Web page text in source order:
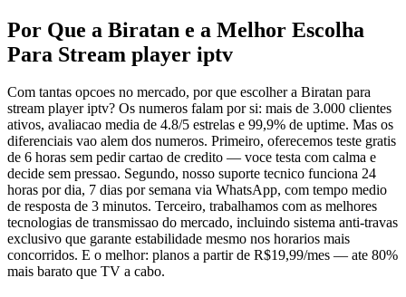
Por Que a Biratan e a Melhor Escolha
Para Stream player iptv
Com tantas opcoes no mercado, por que escolher a Biratan para
stream player iptv? Os numeros falam por si: mais de 3.000 clientes
ativos, avaliacao media de 4.8/5 estrelas e 99,9% de uptime. Mas os
diferenciais vao alem dos numeros. Primeiro, oferecemos teste gratis
de 6 horas sem pedir cartao de credito — voce testa com calma e
decide sem pressao. Segundo, nosso suporte tecnico funciona 24
horas por dia, 7 dias por semana via WhatsApp, com tempo medio
de resposta de 3 minutos. Terceiro, trabalhamos com as melhores
tecnologias de transmissao do mercado, incluindo sistema anti-travas
exclusivo que garante estabilidade mesmo nos horarios mais
concorridos. E o melhor: planos a partir de R$19,99/mes — ate 80%
mais barato que TV a cabo.